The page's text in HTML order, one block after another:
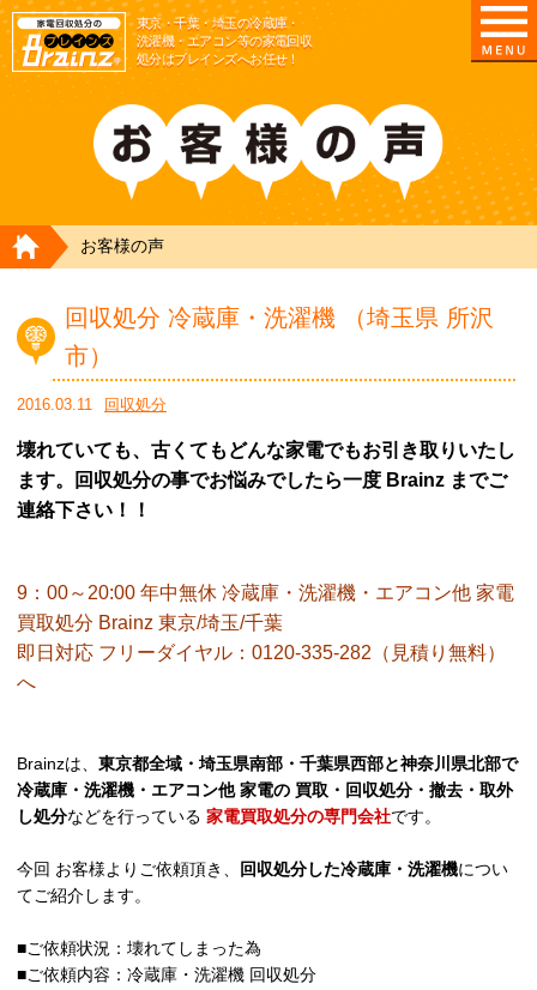
東京/埼玉/千葉/神奈川の 冷蔵庫・洗濯機・エアコン
東京・千葉・埼玉の冷蔵庫・
洗濯機・エアコン等の家電回収
処分はブレインズへお任せ！
HOME
お客様の声
回収処分 冷蔵庫・洗濯機 （埼玉県 所沢
市）
2016.03.11 回収処分
壊れていても、古くてもどんな家電でもお引き取りいたし
ます。回収処分の事でお悩みでしたら一度 Brainz までご
連絡下さい！！
9：00～20:00 年中無休 冷蔵庫・洗濯機・エアコン他 家電
買取処分 Brainz 東京/埼玉/千葉
即日対応 フリーダイヤル：0120-335-282（見積り無料）
へ
Brainzは、 東京都全域・埼玉県南部・千葉県西部と神奈川県北部で
冷蔵庫・洗濯機・エアコン他 家電の 買取・回収処分・撤去・取外
し処分などを行っている 家電買取処分の専門会社です。
今回 お客様よりご依頼頂き、 回収処分した冷蔵庫・洗濯機につい
てご紹介します。
■ご依頼状況：壊れてしまった為
■ご依頼内容：冷蔵庫・洗濯機 回収処分